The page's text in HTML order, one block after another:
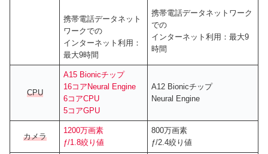
携帯電話データネット
ワークでの
インターネット利用：
最大9時間
携帯電話データネットワーク
での
インターネット利用：最大9
時間
CPU
A15 Bionicチップ
16コアNeural Engine
6コアCPU
5コアGPU
A12 Bionicチップ
Neural Engine
カメラ
1200万画素
ƒ/1.8絞り値
800万画素
ƒ/2.4絞り値